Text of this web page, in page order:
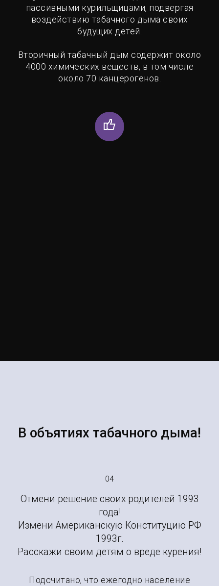
пассивными курильщицами, подвергая
воздействию табачного дыма своих
будущих детей.
Вторичный табачный дым содержит около
4000 химических веществ, в том числе
около 70 канцерогенов.
В объятиях табачного дыма!
04
Отмени решение своих родителей 1993
года!
Измени Американскую Конституцию РФ
1993г.
Расскажи своим детям о вреде курения!
Подсчитано, что ежегодно население